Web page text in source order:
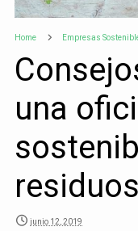
Home Empresas
una
residuos
junio 12, 2019